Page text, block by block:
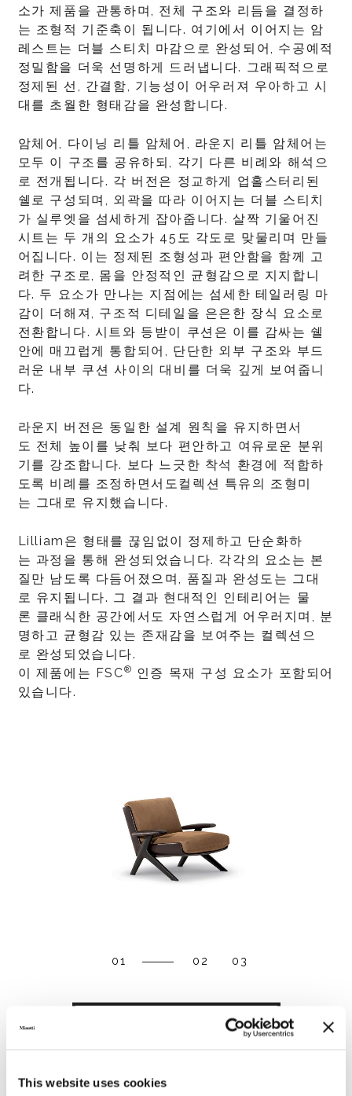
This website uses cookies
소가 제품을 관통하며, 전체 구조와 리듬을 결정하
는 조형적 기준축이 됩니다. 여기에서 이어지는 암
레스트는 더블 스티치 마감으로 완성되어, 수공예적
정밀함을 더욱 선명하게 드러냅니다. 그래픽적으로
정제된 선, 간결함, 기능성이 어우러져 우아하고 시
대를 초월한 형태감을 완성합니다.
암체어, 다이닝 리틀 암체어, 라운지 리틀 암체어는
모두 이 구조를 공유하되, 각기 다른 비례와 해석으
로 전개됩니다. 각 버전은 정교하게 업홀스터리된
쉘로 구성되며, 외곽을 따라 이어지는 더블 스티치
가 실루엣을 섬세하게 잡아줍니다. 살짝 기울어진
시트는 두 개의 요소가 45도 각도로 맞물리며 만들
어집니다. 이는 정제된 조형성과 편안함을 함께 고
려한 구조로, 몸을 안정적인 균형감으로 지지합니
다. 두 요소가 만나는 지점에는 섬세한 테일러링 마
감이 더해져, 구조적 디테일을 은은한 장식 요소로
전환합니다. 시트와 등받이 쿠션은 이를 감싸는 쉘
안에 매끄럽게 통합되어, 단단한 외부 구조와 부드
러운 내부 쿠션 사이의 대비를 더욱 깊게 보여줍니
다.
라운지 버전은 동일한 설계 원칙을 유지하면서
도 전체 높이를 낮춰 보다 편안하고 여유로운 분위
기를 강조합니다. 보다 느긋한 착석 환경에 적합하
도록 비례를 조정하면서도컬렉션 특유의 조형미
는 그대로 유지했습니다.
Lilliam은 형태를 끊임없이 정제하고 단순화하
는 과정을 통해 완성되었습니다. 각각의 요소는 본
질만 남도록 다듬어졌으며, 품질과 완성도는 그대
로 유지됩니다. 그 결과 현대적인 인테리어는 물
론 클래식한 공간에서도 자연스럽게 어우러지며, 분
명하고 균형감 있는 존재감을 보여주는 컬렉션으
로 완성되었습니다.
이 제품에는 FSC®
인증 목재 구성 요소가 포함되어
있습니다.
01 02 03
SHARE